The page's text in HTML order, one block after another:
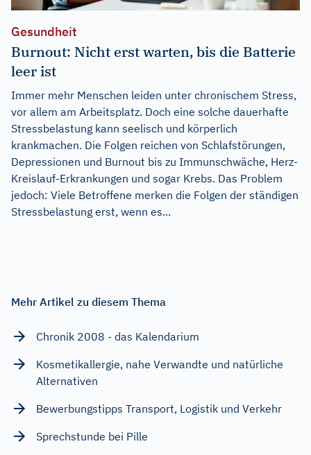
Gesundheit
Burnout: Nicht erst warten, bis die Batterie
leer ist
Immer mehr Menschen leiden unter chronischem Stress,
vor allem am Arbeitsplatz. Doch eine solche dauerhafte
Stressbelastung kann seelisch und körperlich
krankmachen. Die Folgen reichen von Schlafstörungen,
Depressionen und Burnout bis zu Immunschwäche, Herz-
Kreislauf-Erkrankungen und sogar Krebs. Das Problem
jedoch: Viele Betroffene merken die Folgen der ständigen
Stressbelastung erst, wenn es...
Mehr Artikel zu diesem Thema
Chronik 2008 - das Kalendarium
Kosmetikallergie, nahe Verwandte und natürliche
Alternativen
Bewerbungstipps Transport, Logistik und Verkehr
Sprechstunde bei Pille